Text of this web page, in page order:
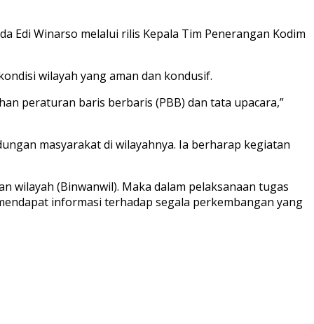
Edi Winarso melalui rilis Kepala Tim Penerangan Kodim
wilayah yang aman dan kondusif.
peraturan baris berbaris (PBB) dan tata upacara,”
masyarakat di wilayahnya. Ia berharap kegiatan
wilayah (Binwanwil). Maka dalam pelaksanaan tugas
informasi terhadap segala perkembangan yang